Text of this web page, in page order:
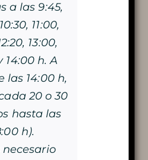
VELAS
de Trabuc
prensa anterior
de prensa
a las 9:45,
11:00,
13:00,
14:00 h. A
las 14:00 h,
20 o 30
hasta las
h).
necesario